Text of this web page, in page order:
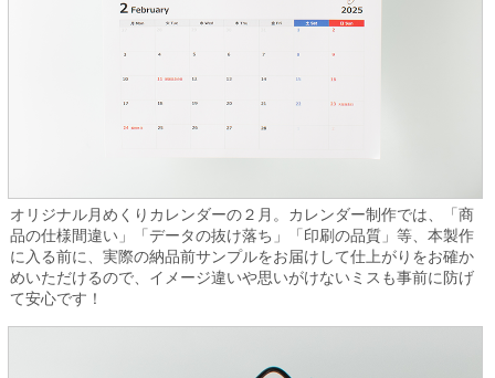
オリジナル月めくりカレンダーの２月。カレンダー制作では、「商
品の仕様間違い」「データの抜け落ち」「印刷の品質」等、本製作
に入る前に、実際の納品前サンプルをお届けして仕上がりをお確か
めいただけるので、イメージ違いや思いがけないミスも事前に防げ
て安心です！